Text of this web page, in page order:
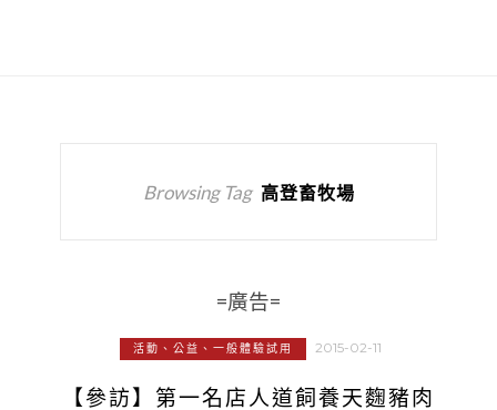
Browsing Tag 高登畜牧場
=廣告=
活動、公益、一般體驗試用 2015-02-11
【參訪】第一名店人道飼養天麴豬肉